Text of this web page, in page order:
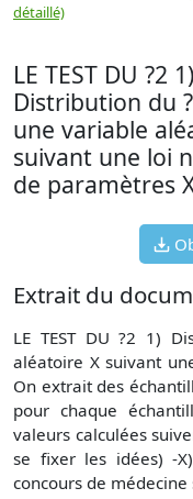
détaillé)
LE TEST DU ?2 1)
Distribution du
une variable
suivant une loi
de paramètres
Extrait du
LE TEST DU ?2 1)
aléatoire X suivant
On extrait des
pour chaque
valeurs calculées
se fixer les idées) -
concours de médecine